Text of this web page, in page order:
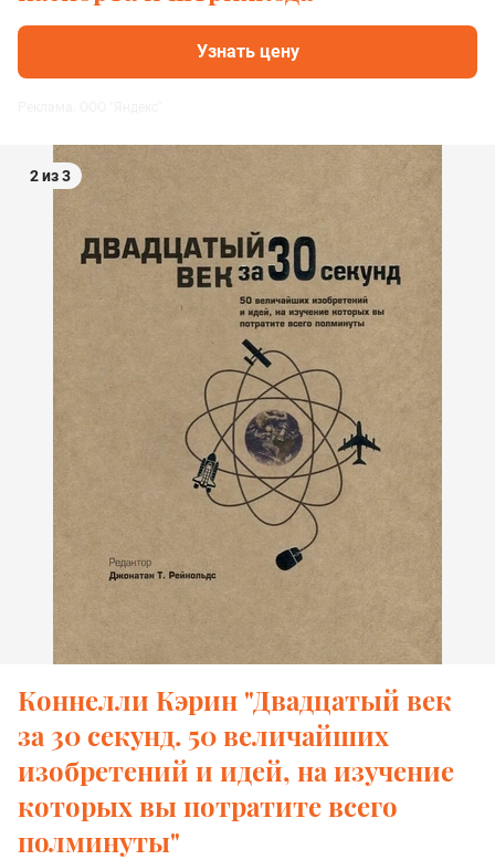
Узнать цену
2 из 3
Коннелли Кэрин "Двадцатый век
за 30 секунд. 50 величайших
изобретений и идей, на изучение
которых вы потратите всего
полминуты"